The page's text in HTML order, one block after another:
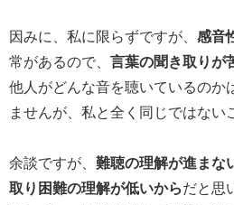
因みに、私に限らずですが、 感音
常があるので、 言葉の聞き取りが
他人がどんな音を聴いているのか
ませんが、私と全く同じではない
余談ですが、 難聴の理解が進まな
取り困難の理解が低いからだと思